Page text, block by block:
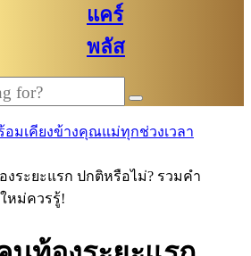
แคร์
พลัส
อมเคียงข้างคุณแม่ทุกช่วงเวลา
ระยะแรก ปกติหรือไม่? รวมคำ
หม่ควรรู้!